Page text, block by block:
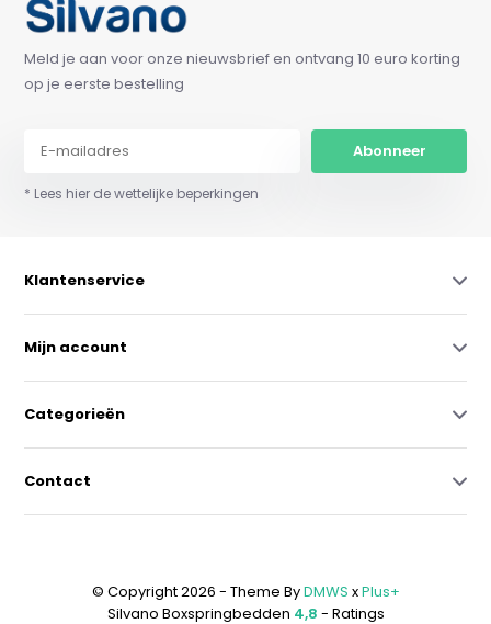
Meld je aan voor onze nieuwsbrief en ontvang 10 euro korting
op je eerste bestelling
Abonneer
* Lees hier de wettelijke beperkingen
Klantenservice
Mijn account
Categorieën
Contact
© Copyright 2026 - Theme ByDMWS xPlus+
Silvano Boxspringbedden 4,8 - Ratings